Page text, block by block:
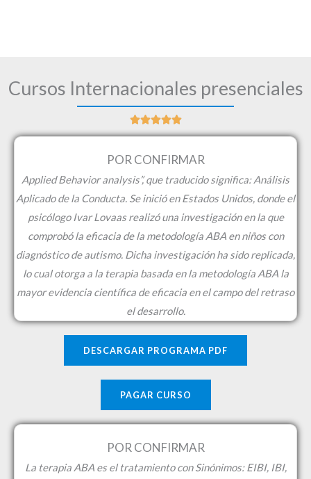
Cursos Internacionales presenciales

V
a
l
o
r
a
d
o
c
o
n
5
d
POR CONFIRMAR
Applied Behavior analysis”, que traducido significa: Análisis
Aplicado de la Conducta. Se inició en Estados Unidos, donde el
psicólogo Ivar Lovaas realizó una investigación en la que
comprobó la eficacia de la metodología ABA en niños con
diagnóstico de autismo. Dicha investigación ha sido replicada,
lo cual otorga a la terapia basada en la metodología ABA la
mayor evidencia científica de eficacia en el campo del retraso
el desarrollo.
DESCARGAR PROGRAMA PDF
PAGAR CURSO
POR CONFIRMAR
La terapia ABA es el tratamiento con Sinónimos: EIBI, IBI,